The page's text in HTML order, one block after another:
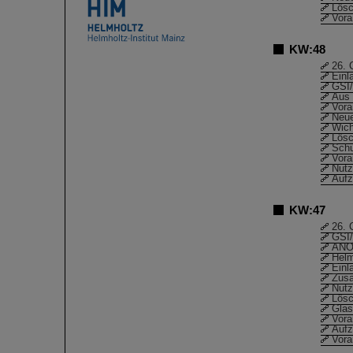
KW:48
26.
Aus
KW:47
26.